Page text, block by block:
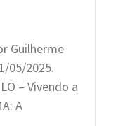
Guilherme
05/2025.
– Vivendo a
A